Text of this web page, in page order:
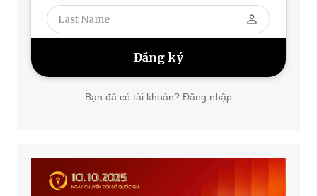
perm_identity
Bạn đã có tài khoản? Đăng nhập